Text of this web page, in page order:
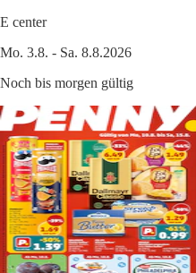
E center
Mo. 3.8. - Sa. 8.8.2026
Noch bis morgen gültig